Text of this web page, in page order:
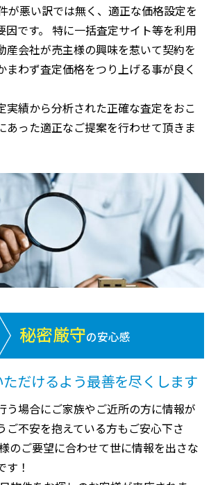
が悪い訳では無く、適正な価格設定を
因です。 特に一括査定サイト等を利用
産会社が売主様の興味を惹いて契約を
まわず査定価格をつり上げる事が良く
実績から分析された正確な査定をおこ
あった適正なご提案を行わせて頂きま
秘密厳守の安心感
だけるよう最善を尽くします
う場合にご家族やご近所の方に情報が
不安を抱えている方もご安心下さ
のご要望に合わせて世に情報を出さな
す！